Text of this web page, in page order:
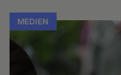
MEDIEN